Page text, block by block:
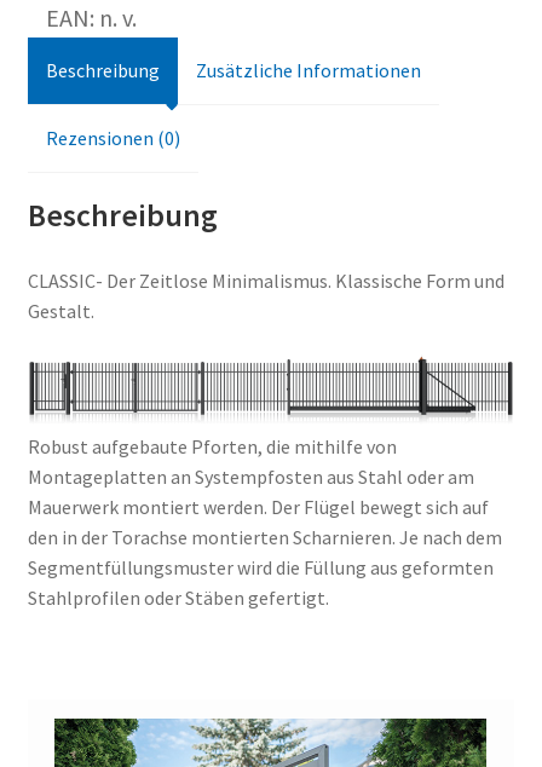
EAN: n. v.
Beschreibung Zusätzliche Informationen
Rezensionen (0)
Beschreibung
CLASSIC- Der Zeitlose Minimalismus. Klassische Form und
Gestalt.
Robust aufgebaute Pforten, die mithilfe von
Montageplatten an Systempfosten aus Stahl oder am
Mauerwerk montiert werden. Der Flügel bewegt sich auf
den in der Torachse montierten Scharnieren. Je nach dem
Segmentfüllungsmuster wird die Füllung aus geformten
Stahlprofilen oder Stäben gefertigt.